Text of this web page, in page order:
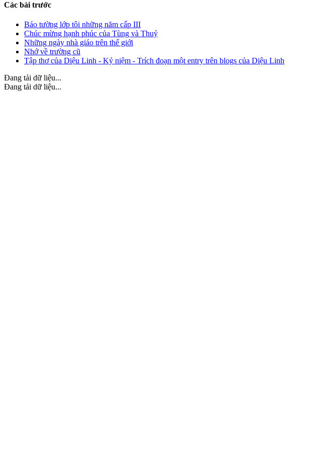
Các bài trước
Báo tường lớp tôi những năm cấp III
Chúc mừng hạnh phúc của Tùng và Thuý
Những ngày nhà giáo trên thế giới
Nhớ về trường cũ
Tập thơ của Diệu Linh - Kỷ niệm - Trích đoạn một entry trên blogs của Diệu Linh
Đang tải dữ liệu...
Đang tải dữ liệu...